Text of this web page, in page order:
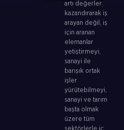
artı değerler
kazandırarak iş
arayan değil, iş
için aranan
elemanlar
yetiştirmeyi,
sanayi ile
barışık ortak
işler
yürütebilmeyi,
sanayi ve tarım
başta olmak
üzere tüm